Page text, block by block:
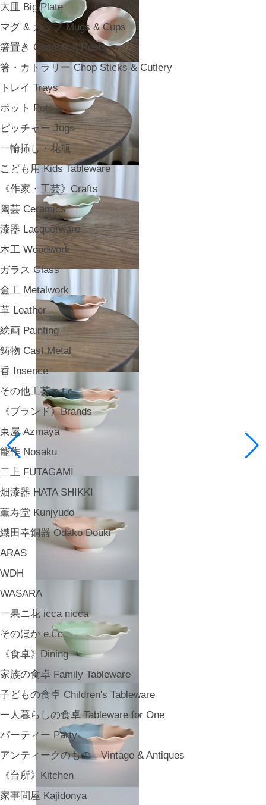
大皿 Big Plate
マグ & カップ Mugs & Cups
箸置き Chopstick Rests
箸・カトラリー Chop Sticks & Cutlery
トレイ Trays
ポット Pots
ピッチャー Jugs
一輪挿し・花瓶
こども用 Kids Tableware
《作家・工芸》Crafts
陶芸 Ceramics
漆器 Lacquerware
木工 Woodwork
ガラス Glass
金工 Metalwork
革 Leather
絵画 Painting
鋳物 Cast Metal
香 Insence
その他工芸 e.t.c
《ブランド》Brands
東屋 Azmaya
能作 Nosaku
二上 FUTAGAMI
畑漆器 HATA SHIKKI
薫寿堂 Kunjyudo
織田幸銅器 Odako Douki
ARAS
WDH
WASARA
一果ニ花 icca nicca
そのほか e.t.c
《食卓》Dining
家族の食卓 Family Tableware
子どもの食卓 Children's Tableware
一人暮らしの食卓 Tableware for One
パーティー Party
アンティークのもの Vintage & Antiques
《台所》Kitchen
家事問屋 Kajidonya